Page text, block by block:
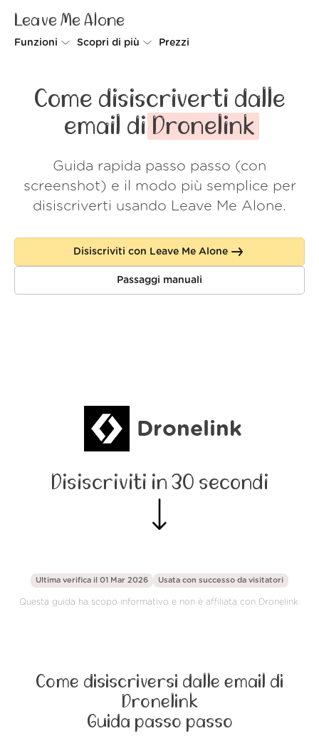
Leave Me Alone
Funzioni
Spam Blocker
Scopri di più
Come funziona
Sicurezza
Wall of Love
Accedi
Prezzi
Come disiscriverti dalle
email di Dronelink
Guida rapida passo passo (con
screenshot) e il modo più semplice per
disiscriverti usando Leave Me Alone.
Disiscriviti con Leave Me Alone
Passaggi manuali
Dronelink
Disiscriviti in 30 secondi
Ultima verifica il 01 Mar 2026 Usata con successo da visitatori
Questa guida ha scopo informativo e non è affiliata con Dronelink.
Come disiscriversi dalle email di
Dronelink
Guida passo passo